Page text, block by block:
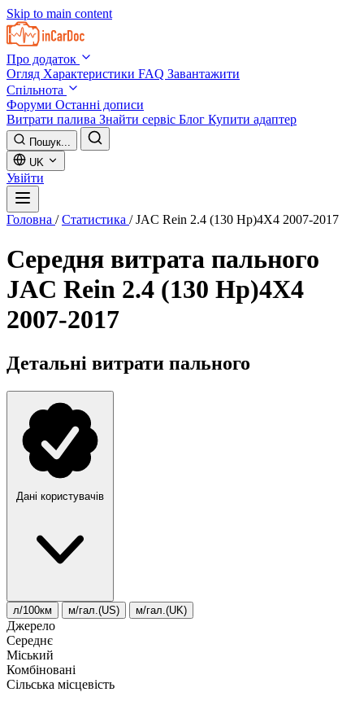
Skip to main content
Про додаток
Огляд Характеристики FAQ Завантажити
Спільнота
Форуми Останні дописи
Витрати палива Знайти сервіс Блог Купити адаптер
Пошук...
UK
Увійти
Головна / Статистика / JAC Rein 2.4 (130 Hp)4X4 2007-2017
Середня витрата пального
JAC Rein 2.4 (130 Hp)4X4
2007-2017
Детальні витрати пального
Дані користувачів
л/100км м/гал.(US) м/гал.(UK)
Джерело
Середнє
Міський
Комбіновані
Сільська місцевість